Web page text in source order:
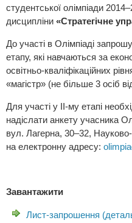
студентської олімпіади
дисципліни «Стратегічне
До участі в Олімпіаді
етапу, які навчаються за
освітньо-кваліфікаційних
«магістр» (не більше 3 осіб
Для участі у ІІ-му етапі
надіслати анкету учасника
вул. Лагерна, 30–32, Науково-
на електронну адресу:
Завантажити
Лист-запрошення